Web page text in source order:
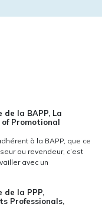
de la BAPP, La
Promotional
à la BAPP, que ce
ou revendeur, c’est
avec un
de la PPP,
Professionals,